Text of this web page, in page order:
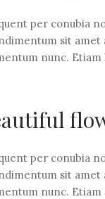
per conubia
sit amet
nunc. Etiam
per conubia
sit amet
nunc.